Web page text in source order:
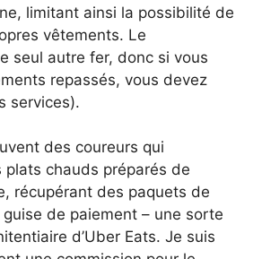
limitant ainsi la possibilité de
vêtements. Le
seul autre fer, donc si vous
repassés, vous devez
services).
des coureurs qui
chauds préparés de
récupérant des paquets de
de paiement – ​​une sorte
d’Uber Eats. Je suis